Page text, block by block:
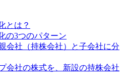
とは？
の3つのパターン
会社（持株会社）と子会社に分
会社の株式を、新設の持株会社